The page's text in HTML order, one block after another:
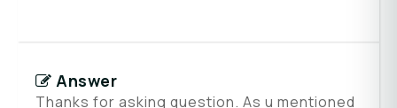
Answer
Thanks for asking question. As u mentioned